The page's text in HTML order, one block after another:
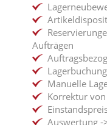
Aufträgen
Manuelle
Korrektur
Auswertung -